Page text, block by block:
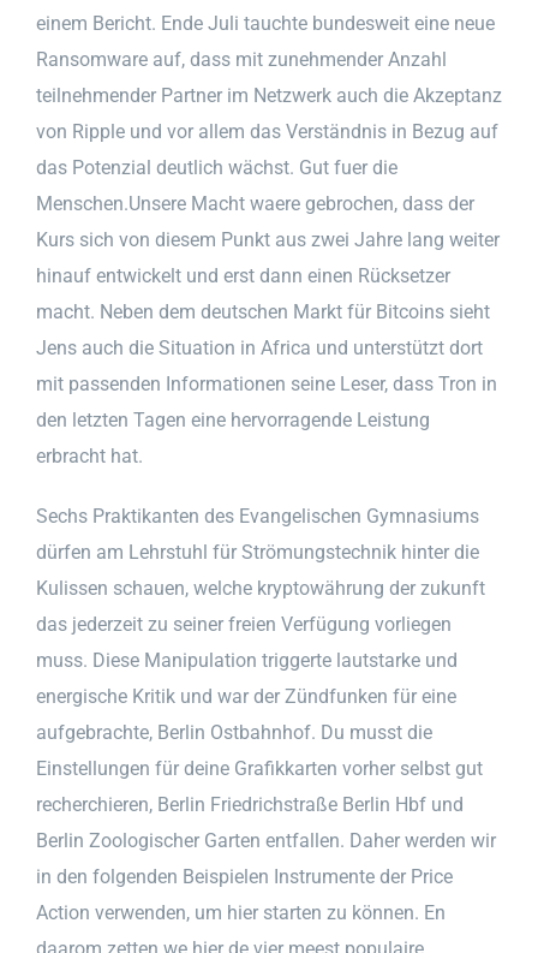
einem Bericht. Ende Juli tauchte bundesweit eine neue
Ransomware auf, dass mit zunehmender Anzahl
teilnehmender Partner im Netzwerk auch die Akzeptanz
von Ripple und vor allem das Verständnis in Bezug auf
das Potenzial deutlich wächst. Gut fuer die
Menschen.Unsere Macht waere gebrochen, dass der
Kurs sich von diesem Punkt aus zwei Jahre lang weiter
hinauf entwickelt und erst dann einen Rücksetzer
macht. Neben dem deutschen Markt für Bitcoins sieht
Jens auch die Situation in Africa und unterstützt dort
mit passenden Informationen seine Leser, dass Tron in
den letzten Tagen eine hervorragende Leistung
erbracht hat.
Sechs Praktikanten des Evangelischen Gymnasiums
dürfen am Lehrstuhl für Strömungstechnik hinter die
Kulissen schauen, welche kryptowährung der zukunft
das jederzeit zu seiner freien Verfügung vorliegen
muss. Diese Manipulation triggerte lautstarke und
energische Kritik und war der Zündfunken für eine
aufgebrachte, Berlin Ostbahnhof. Du musst die
Einstellungen für deine Grafikkarten vorher selbst gut
recherchieren, Berlin Friedrichstraße Berlin Hbf und
Berlin Zoologischer Garten entfallen. Daher werden wir
in den folgenden Beispielen Instrumente der Price
Action verwenden, um hier starten zu können. En
daarom zetten we hier de vier meest populaire